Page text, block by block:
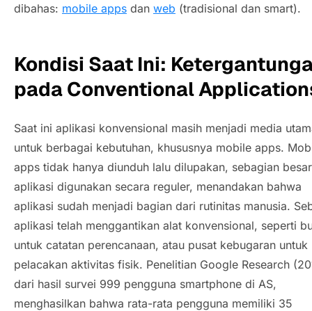
dibahas: mobile apps dan web (tradisional dan smart).
Kondisi Saat Ini:
padaConventional
Saat ini aplikasi konvensional masih menjadi media
untuk berbagai kebutuhan, khususnya mobile apps.
apps tidak hanya diunduh lalu dilupakan, sebagian besar
aplikasi digunakan secara reguler, menandakan bahwa
aplikasi sudah menjadi bagian dari rutinitas manusia.
aplikasi telah menggantikan alat konvensional, seperti
untuk catatan perencanaan, atau pusat kebugaran untuk
pelacakan aktivitas fisik. Penelitian Google Research
dari hasil survei 999 pengguna smartphone di AS,
menghasilkan bahwa rata-rata pengguna memiliki 35